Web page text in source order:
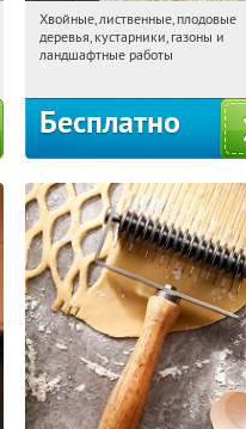
13:50:59 Получили:
Павелецкая
Угрешская
Хвойные, лиственные, плодовые
деревья, кустарники, газоны и
ландшафтные работы
Бесплатно